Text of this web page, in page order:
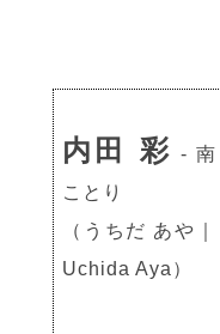
内田 彩 - 南
ことり
（うちだ あや｜
Uchida Aya）